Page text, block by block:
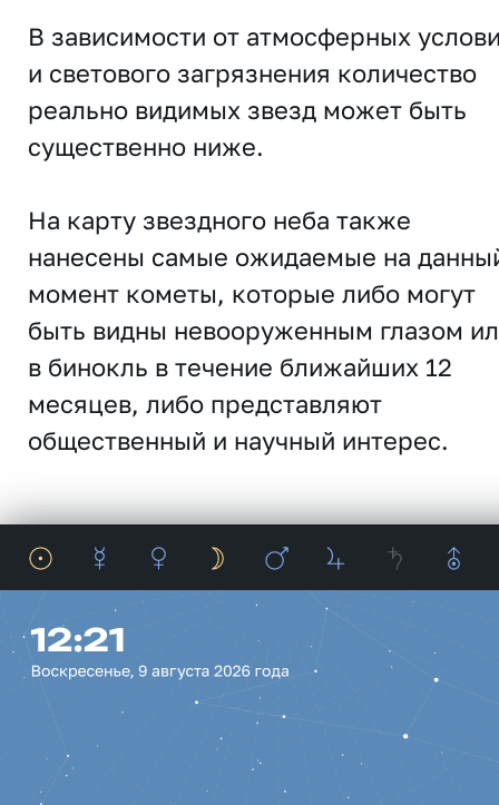
В зависимости от атмосферных
и светового загрязнения количество
реально видимых звезд может быть
существенно ниже.
На карту звездного неба также
нанесены самые ожидаемые на
момент кометы, которые либо могут
быть видны невооруженным глазом
в бинокль в течение ближайших 12
месяцев, либо представляют
общественный и научный интерес.